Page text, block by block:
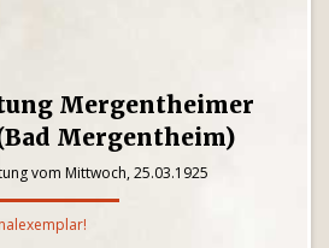
Mergentheimer
Mergentheim)
vom Mittwoch, 25.03.1925